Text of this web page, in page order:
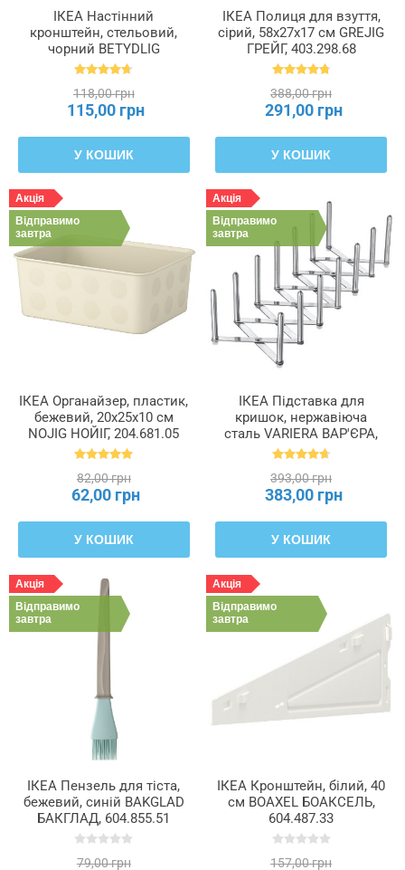
ІКЕА Настінний
кронштейн, стельовий,
чорний BETYDLIG
БЕТІДЛІГ, 602.172.28
118,00 грн
115,00 грн
У КОШИК
ІКЕА Полиця для взуття,
сірий, 58x27x17 см GREJIG
ГРЕЙГ, 403.298.68
388,00 грн
291,00 грн
У КОШИК
Акція
Відправимо
завтра
ІКЕА Органайзер, пластик,
бежевий, 20x25x10 см
NOJIG НОЙІГ, 204.681.05
82,00 грн
62,00 грн
У КОШИК
Акція
Відправимо
завтра
ІКЕА Підставка для
кришок, нержавіюча
сталь VARIERA ВАР'ЄРА,
701.548.00
393,00 грн
383,00 грн
У КОШИК
Акція
Відправимо
завтра
ІКЕА Пензель для тіста,
бежевий, синій BAKGLAD
БАКГЛАД, 604.855.51
79,00 грн
Акція
Відправимо
завтра
ІКЕА Кронштейн, білий, 40
см BOAXEL БОАКСЕЛЬ,
604.487.33
157,00 грн